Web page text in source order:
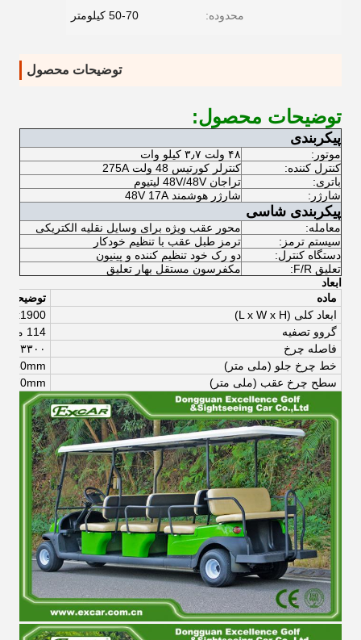
محدوده: 50-70 کیلومتر
توضیحات محصول
توضیحات محصول:
پیکربندی
موتور:
۴۸ ولت ۳٫۷ کیلو وات
کنترل کننده:
کنترلر کورتیس 48 ولت 275A
باتری:
تراجان 48V/48V لیتیوم
شارژر:
شارژر هوشمند 48V 17A
پیکربندی شاسی
معامله:
محور عقب ویژه برای وسایل نقلیه الکتریکی
سیستم ترمز:
ترمز طبل عقب با تنظیم خودکار
دستگاه کنترل:
دو رک خود تنظیم کننده و پینیون
تعلیق F/R:
مکفرسون مستقل بهار تعلیق
ابعاد
ماده
توضیحات
ابعاد کلی (L x W x H)
x1900 میلی متر
گروو تصفیه
114 میلی متر
فاصله چرخ
۳۳۰۰ میلی متر
خط چرخ جلو (ملی متر)
60mm
سطح چرخ عقب (ملی متر)
0mm